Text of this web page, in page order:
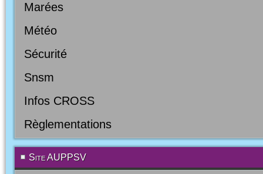
Marées
Météo
Sécurité
Snsm
Infos CROSS
Règlementations
Site AUPPSV